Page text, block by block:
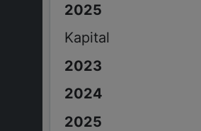
Kapital